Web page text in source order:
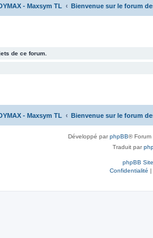
- Maxsym TL Bienvenue sur le forum
de ce forum.
- Maxsym TL Bienvenue sur le forum
Développé parphpBB® Forum
Traduit par
phpBB
Confidentialité |